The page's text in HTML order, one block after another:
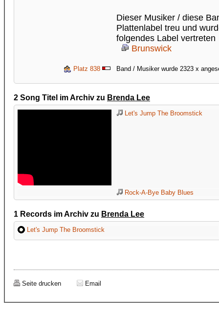
Dieser Musiker / diese
Plattenlabel treu und
folgendes Label vertreten
Brunswick
Platz 838 Band / Musiker wurde 2323 x
2 Song Titel im Archiv zu Brenda Lee
Let's Jump The Broomstick
Rock-A-Bye Baby Blues
1 Records im Archiv zu Brenda Lee
Let's Jump The Broomstick
Seite drucken Email